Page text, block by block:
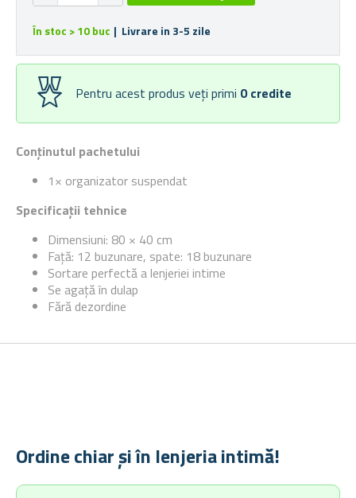
Conținutul pachetului
1× organizator suspendat
Specificații tehnice
Dimensiuni: 80 × 40 cm
Față: 12 buzunare, spate: 18 buzunare
Sortare perfectă a lenjeriei intime
Se agață în dulap
Fără dezordine
În stoc > 10 buc | Livrare in 3-5 zile
Pentru acest produs veți primi 0 credite
Ordine chiar și în lenjeria intimă!